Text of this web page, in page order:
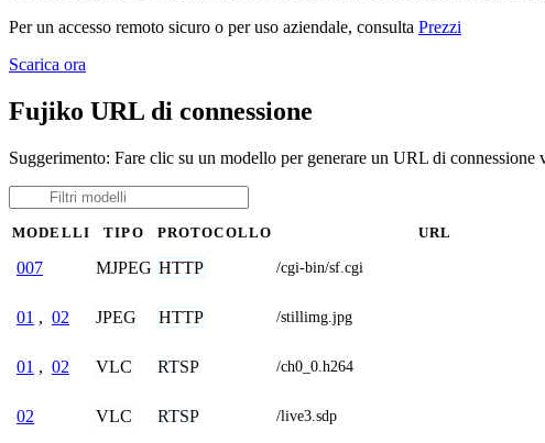
Per un accesso remoto sicuro o per uso aziendale, consulta Prezzi
Scarica ora
Fujiko URL di connessione
Suggerimento: Fare clic su un modello per generare un URL di connessione
MODELLI TIPO PROTOCOLLO URL
007 MJPEG HTTP /cgi-bin/sf.cgi
01 , 02 JPEG HTTP /stillimg.jpg
01 , 02 VLC RTSP /ch0_0.h264
02 VLC RTSP /live3.sdp